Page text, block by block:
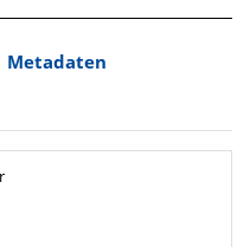
Metadaten